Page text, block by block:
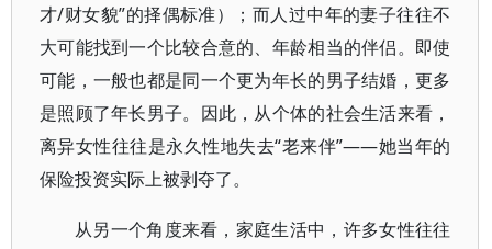
才/财女貌”的择偶标准）；而人过中年的妻子往往不
大可能找到一个比较合意的、年龄相当的伴侣。即使
可能，一般也都是同一个更为年长的男子结婚，更多
是照顾了年长男子。因此，从个体的社会生活来看，
离异女性往往是永久性地失去“老来伴”——她当年的
保险投资实际上被剥夺了。
从另一个角度来看，家庭生活中，许多女性往往